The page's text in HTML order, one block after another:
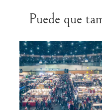
Puede que